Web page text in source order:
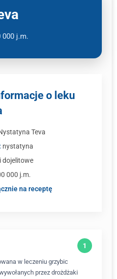
j.m.
o leku
Teva
nystatyna
dojelitowe
000 j.m.
na receptę
w leczeniu grzybic
przez drożdżaki